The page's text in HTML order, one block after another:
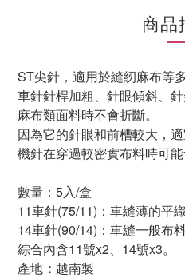
商品
ST尖針，適用於縫紉麻布等
車針針桿加粗、針眼傾斜、
麻布類面料時不會折斷。
因為它的針眼和前槽較大，
機針在穿過較密實布料時可能
數量 ： 5入/盒
11車針(75/11) ：車縫薄的平
14車針(90/14) ：車縫一般布
綜合內含11號x2、 14號x3。
產地 ： 越南製